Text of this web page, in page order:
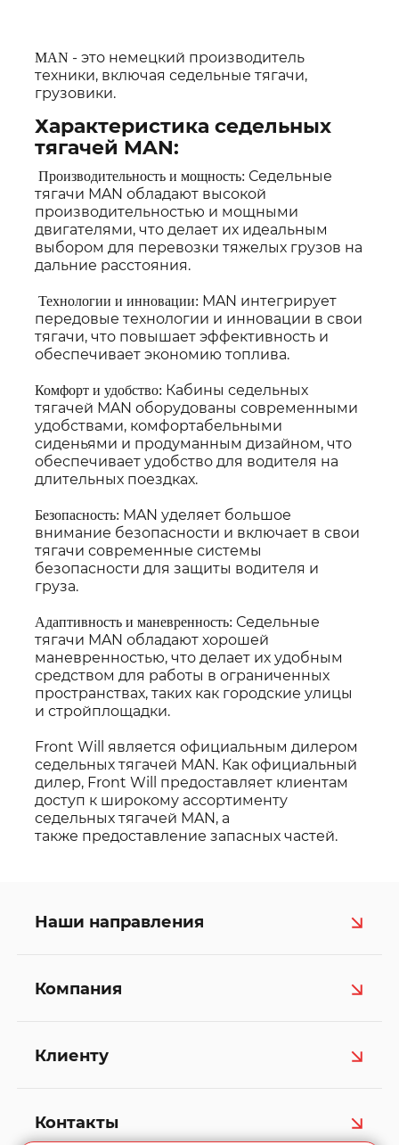
MAN - это немецкий производитель
техники, включая седельные тягачи,
грузовики.
Характеристика седельных
тягачей MAN:
Производительность и мощность: Седельные
тягачи MAN обладают высокой
производительностью и мощными
двигателями, что делает их идеальным
выбором для перевозки тяжелых грузов на
дальние расстояния.
Технологии и инновации: MAN интегрирует
передовые технологии и инновации в свои
тягачи, что повышает эффективность и
обеспечивает экономию топлива.
Комфорт и удобство: Кабины седельных
тягачей MAN оборудованы современными
удобствами, комфортабельными
сиденьями и продуманным дизайном, что
обеспечивает удобство для водителя на
длительных поездках.
Безопасность: MAN уделяет большое
внимание безопасности и включает в свои
тягачи современные системы
безопасности для защиты водителя и
груза.
Адаптивность и маневренность: Седельные
тягачи MAN обладают хорошей
маневренностью, что делает их удобным
средством для работы в ограниченных
пространствах, таких как городские улицы
и стройплощадки.
Front Will является официальным дилером
седельных тягачей MAN. Как официальный
дилер, Front Will предоставляет клиентам
доступ к широкому ассортименту
седельных тягачей MAN, а
также предоставление запасных частей.
Наши направления
Компания
Клиенту
Контакты